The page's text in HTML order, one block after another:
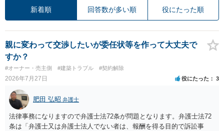
新着順 回答数が多い順 役にたった順
親に変わって交渉したいが委任状等を作って大丈夫で
すか？
#オーナー・売主側 #建築トラブル #契約解除
2026年7月27日 役にたった 3
肥田 弘昭 弁護士
法律事務になりますので弁護士法72条が問題となります。弁護士法72
条は「弁護士又は弁護士法人でない者は、報酬を得る目的で訴訟事